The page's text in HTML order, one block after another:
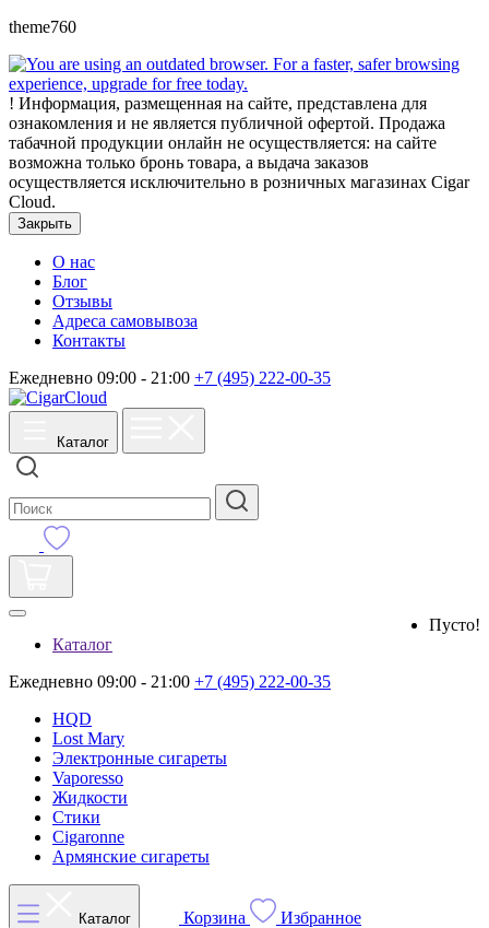
theme760
! Информация, размещенная на сайте, представлена для
ознакомления и не является публичной офертой. Продажа
табачной продукции онлайн не осуществляется: на сайте
возможна только бронь товара, а выдача заказов
осуществляется исключительно в розничных магазинах Cigar
Cloud.
Закрыть
О нас
Блог
Отзывы
Адреса самовывоза
Контакты
Ежедневно 09:00 - 21:00 +7 (495) 222-00-35
Каталог
Пусто!
Каталог
Ежедневно 09:00 - 21:00 +7 (495) 222-00-35
HQD
Lost Mary
Электронные сигареты
Vaporesso
Жидкости
Стики
Cigaronne
Армянские сигареты
Каталог Корзина Избранное